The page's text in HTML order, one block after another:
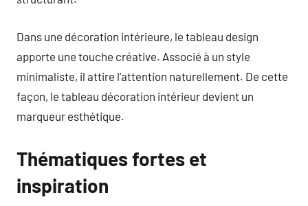
Dans une décoration intérieure, le tableau design
apporte une touche créative. Associé à un style
minimaliste, il attire l’attention naturellement. De cette
façon, le tableau décoration intérieur devient un
marqueur esthétique.
Thématiques fortes et
inspiration